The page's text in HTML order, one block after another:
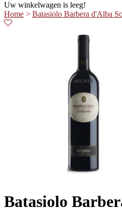
Uw winkelwagen is leeg!
Home > Batasiolo Barbera d'Alba
Batasiolo